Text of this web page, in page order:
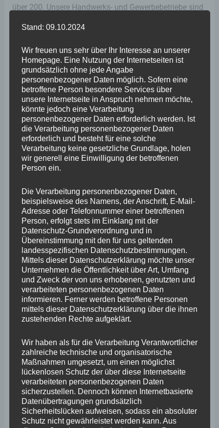
über 200. Unsere Handwerks- und Gewerbebetriebe sind
auf die Arbeitskräfte angewiesen. Insofern kann ich nur
zu treffen“.
Auch im Bereich des Bürokratieabbaus plädiert
Wefelscheid für mehr Ehrlichkeit: „Es hat einen Grund,
warum viele Dokumentationspflichten eingeführt
wurden. Wer möchte, dass im Falle eines
Schadenseintritts lückenlos geklärt werden kann, wer die
Verantwortung trägt, wird dokumentieren müssen. Die
Alternative dazu lautet, dass die Menschen wieder mehr
wir als Gesellschaft sprechen.“
Neben den kommunalen Finanzen lag auch ein
Schwerpunkt seiner rund 30-minütigen Rede auf dem
Bereich der angeschlagenen Kommunalfinanzen und
dem Katastrophenschutz. Zum Anschluss richtete
Wefelscheid, angesichts der aktuellen politischen
Geschehnisse in Österreich, einen dringenden Appell an
die anwesenden Zuhörer: “Überall in Europa erstarken
rechtspopulistische Partei den Auftrag zur Bildung einer
Bundesregierung erhält, muss uns das in Deutschland
maximal wachrütteln. Wir müssen als Demokraten
zusammenstehen und unser Land gegen Faschisten
und Menschenfeinde schützen. Wir leben in dem
freiesten Deutschland, das es jemals gab. Damit dies so
Stand: 09.10.2024
Wir freuen uns sehr über Ihr Interesse an unserer
Homepage. Eine Nutzung der Internetseiten ist
grundsätzlich ohne jede Angabe
personenbezogener Daten möglich. Sofern eine
betroffene Person besondere Services über
unsere Internetseite in Anspruch nehmen möchte,
könnte jedoch eine Verarbeitung
personenbezogener Daten erforderlich werden. Ist
die Verarbeitung personenbezogener Daten
erforderlich und besteht für eine solche
Verarbeitung keine gesetzliche Grundlage, holen
wir generell eine Einwilligung der betroffenen
Person ein.
Die Verarbeitung personenbezogener Daten,
beispielsweise des Namens, der Anschrift, E-Mail-
Adresse oder Telefonnummer einer betroffenen
Person, erfolgt stets im Einklang mit der
Datenschutz-Grundverordnung und in
Übereinstimmung mit den für uns geltenden
landesspezifischen Datenschutzbestimmungen.
Mittels dieser Datenschutzerklärung möchte unser
Unternehmen die Öffentlichkeit über Art, Umfang
und Zweck der von uns erhobenen, genutzten und
verarbeiteten personenbezogenen Daten
informieren. Ferner werden betroffene Personen
mittels dieser Datenschutzerklärung über die ihnen
zustehenden Rechte aufgeklärt.
Wir haben als für die Verarbeitung Verantwortlicher
zahlreiche technische und organisatorische
Maßnahmen umgesetzt, um einen möglichst
lückenlosen Schutz der über diese Internetseite
verarbeiteten personenbezogenen Daten
sicherzustellen. Dennoch können Internetbasierte
Datenübertragungen grundsätzlich
Sicherheitslücken aufweisen, sodass ein absoluter
Schutz nicht gewährleistet werden kann. Aus